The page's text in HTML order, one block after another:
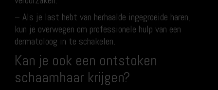
– Als je last hebt van herhaalde ingegroeide haren,
kun je overwegen om professionele hulp van een
dermatoloog in te schakelen.
Kan je ook een ontstoken
schaamhaar krijgen?